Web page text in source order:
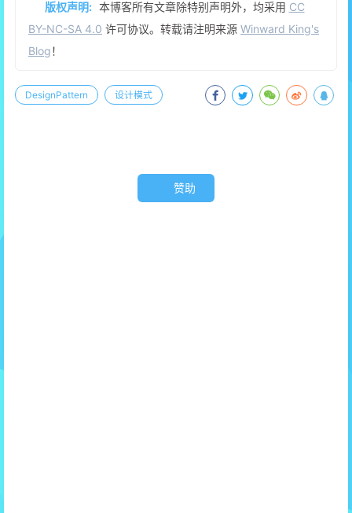
版权声明: 本博客所有文章除特别声明外，均采用 CC
BY-NC-SA 4.0 许可协议。转载请注明来源 Winward King's
Blog！
DesignPattern 设计模式
赞助